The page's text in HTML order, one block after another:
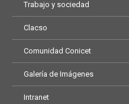
Trabajo y sociedad
Clacso
Comunidad Conicet
Galería de Imágenes
Intranet